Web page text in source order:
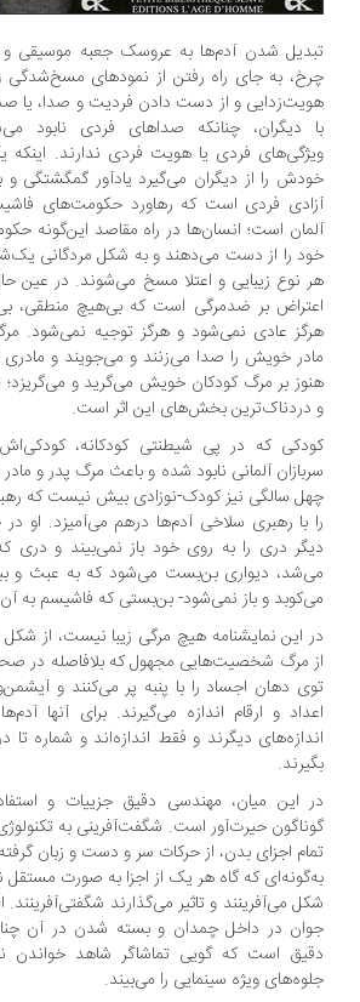
شدن آدم‌ها به عروسک جعبه موسیقی و حرکت
به جای راه رفتن از نمودهای مسخ‌شدگی و
و از دست دادن فردیت و صدا، یا صدای
دیگران، چنانکه صداهای فردی نابود می‌شوند
فردی یا هویت فردی ندارند. اینکه یکی از
را از دیگران می‌گیرد یادآور گمگشتگی و
فردی است که رهاورد حکومت‌های فاشیستی
است؛ انسان‌ها در راه مقاصد این‌گونه
را از دست می‌دهند و به شکل مردگانی یک‌شکل و
نوع زیبایی و اعتلا مسخ می‌شوند. در عین حال،
بر ضدمرگی است که بی‌هیچ منطقی، بی‌هیچ
عادی نمی‌شود و هرگز توجیه نمی‌شود. مرگ
خویش را صدا می‌زنند و می‌جویند و مادری که
بر مرگ کودکان خویش می‌گرید و می‌گریزد؛ یکی از
بخش‌های این اثر است.
که در پی شیطنتی کودکانه، کودکی‌اش در
آلمانی نابود شده و باعث مرگ پدر و مادر خود
سالگی نیز کودک-نوزادی بیش نیست که رهبری
با رهبری سلاخی آدم‌ها درهم می‌آمیزد. او در چهل
دری را به روی خود باز نمی‌بیند و دری که تا
دیواری بن‌بست می‌شود که به عبث و بیراه
و باز نمی‌شود- بن‌بستی که فاشیسم به آن
این نمایشنامه هیچ مرگی زیبا نیست، از شکل
مرگ شخصیت‌هایی مجهول که بلافاصله در صحنه
دهان اجساد را با پنبه پر می‌کنند و آیشمن‌وار
و ارقام اندازه می‌گیرند. برای آنها آدم‌ها
دیگرند و فقط اندازه‌اند و شماره تا در
این میان، مهندسی دقیق جزییات و استفاده از
حیرت‌آور است. شگفت‌آفرینی به تکنولوژی
اجزای بدن، از حرکات سر و دست و زبان گرفته تا
که گاه هر یک از اجزا به صورت مستقل نقش
می‌آفرینند و تاثیر می‌گذارند شگفتی‌آفرینند.
در داخل چمدان و بسته شدن در آن چنان
است که گویی تماشاگر شاهد خواندن
ویژه سینمایی را می‌بیند.